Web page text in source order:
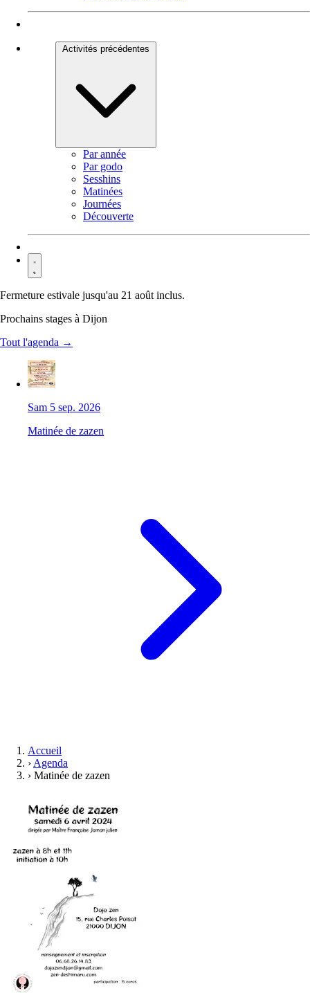
Activités précédentes
Par année
Par godo
Sesshins
Matinées
Journées
Découverte
Fermeture estivale jusqu'au 21 août inclus.
Prochains stages à Dijon
Tout l'agenda →
Sam 5 sep. 2026
Matinée de zazen
Accueil
› Agenda
› Matinée de zazen